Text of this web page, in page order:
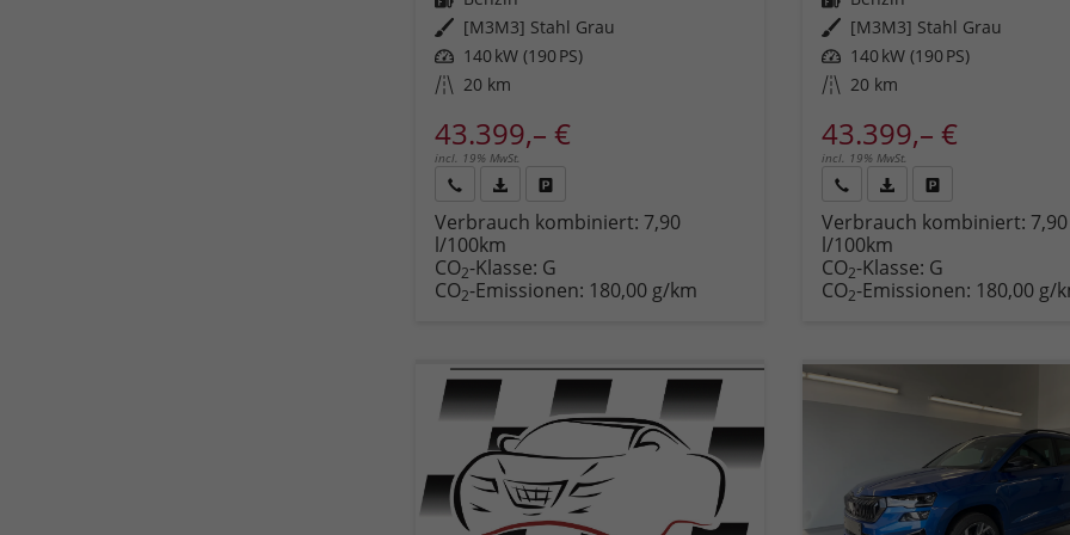
Außenfarbe [M3M3] Stahl Grau
Leistung 140 kW (190 PS)
Kilometerstand 20 km
43.399,– €
incl. 19% MwSt.
anfordernDatei,
Fahrzeugexposé
drucken
drucken,
oder
vergleichen
Verbrauch kombiniert: 7,90
l/100km
CO2-Klasse: G
CO2-Emissionen: 180,00 g/km
Außenfarbe [M3M3] Stahl Grau
Leistung 140 kW (190 PS)
Kilometerstand 20 km
43.399,– €
incl. 19% MwSt.
anfordernDatei,
Fahrzeugexposé
drucken
drucken,
oder
vergleichen
Verbrauch kombiniert: 7,90
l/100km
CO2-Klasse: G
CO2-Emissionen: 180,00 g/